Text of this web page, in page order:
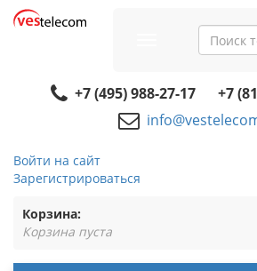
navigation
+7 (495) 988-27-17
+7
Войти на сайт
Зарегистрироваться
Корзина:
Корзина пуста